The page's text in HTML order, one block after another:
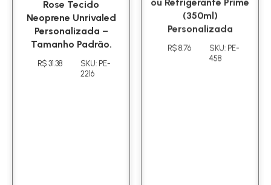
Rose Tecido
Neoprene Unrivaled
Personalizada –
Tamanho Padrão.
R$ 31.38
SKU: PE-
2216
ou Refrigerante Prime
(350ml)
Personalizada
R$ 8.76
SKU: PE-
458